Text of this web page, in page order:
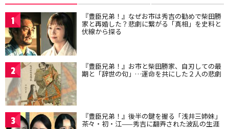
1 『豊臣兄弟！』なぜお市は秀吉の勧めで柴田勝
家と再婚した？悲劇に繋がる「真相」を史料と
伏線から探る
2 『豊臣兄弟！』お市と柴田勝家、自刃しての最
期と「辞世の句」…運命を共にした２人の悲劇
3 『豊臣兄弟！』後半の鍵を握る「浅井三姉妹」
茶々・初・江——秀吉に翻弄された波乱の生涯